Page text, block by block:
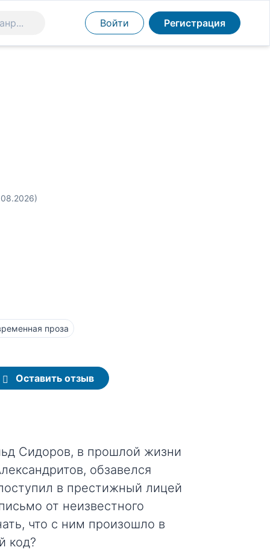
Войти Регистрация
проза
Оставить отзыв
Сидоров, в прошлой жизни
обзавелся
в престижный лицей
от неизвестного
что с ним произошло в
код?